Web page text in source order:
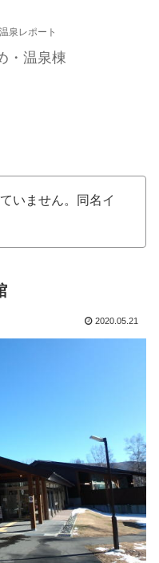
泉レポート
・温泉棟
いません。同名イ
2020.05.21